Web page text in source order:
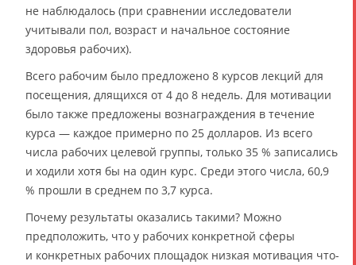
не наблюдалось (при сравнении исследователи
учитывали пол, возраст и начальное состояние
здоровья рабочих).
Всего рабочим было предложено 8 курсов лекций для
посещения, длящихся от 4 до 8 недель. Для мотивации
было также предложены вознаграждения в течение
курса — каждое примерно по 25 долларов. Из всего
числа рабочих целевой группы, только 35 % записались
и ходили хотя бы на один курс. Среди этого числа, 60,9
% прошли в среднем по 3,7 курса.
Почему результаты оказались такими? Можно
предположить, что у рабочих конкретной сферы
и конкретных рабочих площадок низкая мотивация что-